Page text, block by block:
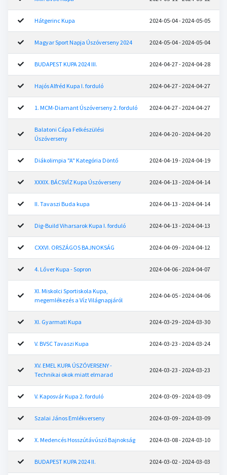
Hátgerinc Kupa 2024-05-04 - 2024-05-05
Magyar Sport Napja Úszóverseny 2024 2024-05-04 - 2024-05-04
BUDAPEST KUPA 2024 III. 2024-04-27 - 2024-04-28
Hajós Alfréd Kupa I. forduló 2024-04-27 - 2024-04-27
1. MCM-Diamant Úszóverseny 2. forduló 2024-04-27 - 2024-04-27
Balatoni Cápa Felkészülési
Úszóverseny
2024-04-20 - 2024-04-20
Diákolimpia "A" Kategória Döntő 2024-04-19 - 2024-04-19
XXXIX. BÁCSVÍZ Kupa Úszóverseny 2024-04-13 - 2024-04-14
II. Tavaszi Buda kupa 2024-04-13 - 2024-04-14
Dig-Build Viharsarok Kupa I. forduló 2024-04-13 - 2024-04-13
CXXVI. ORSZÁGOS BAJNOKSÁG 2024-04-09 - 2024-04-12
4. Lőver Kupa - Sopron 2024-04-06 - 2024-04-07
XI. Miskolci Sportiskola Kupa,
megemlékezés a Víz Világnapjáról
2024-04-05 - 2024-04-06
XI. Gyarmati Kupa 2024-03-29 - 2024-03-30
V. BVSC Tavaszi Kupa 2024-03-23 - 2024-03-24
XV. EMEL KUPA ÚSZÓVERSENY -
Technikai okok miatt elmarad
2024-03-23 - 2024-03-23
V. Kaposvár Kupa 2. forduló 2024-03-09 - 2024-03-09
Szalai János Emlékverseny 2024-03-09 - 2024-03-09
X. Medencés Hosszútávúszó Bajnokság 2024-03-08 - 2024-03-10
BUDAPEST KUPA 2024 II. 2024-03-02 - 2024-03-03